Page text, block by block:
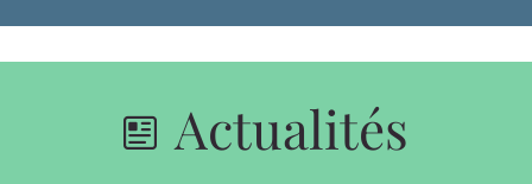
Actualités